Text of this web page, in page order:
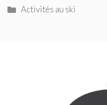
Catégories
Activités au ski